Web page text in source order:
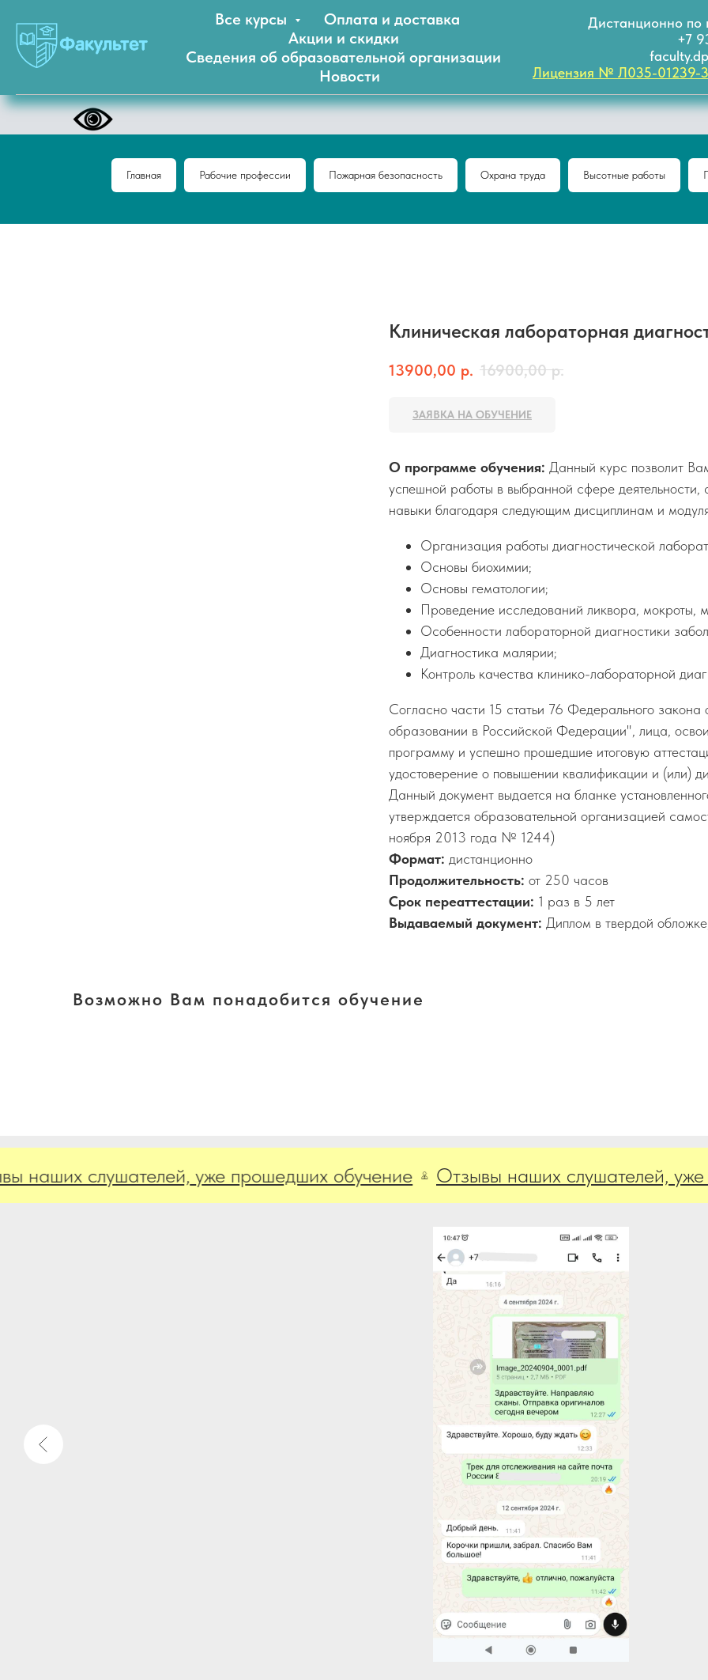
Все курсы
Оплата и доставка
Акции и скидки
Сведения об образовательной организации
Новости
Дистанционно по
+7
Лицензия № Л035-01239-
Главная Рабочие профессии Пожарная безопасность Охрана труда Высотные работы
Клиническая лабораторная
13900,00 р. 16900,00 р.
ЗАЯВКА НА ОБУЧЕНИЕ
О программе обучения: Данный курс позволит
успешной работы в выбранной сфере деятельности,
навыки благодаря следующим дисциплинам и
Организация работы диагностической
Основы биохимии;
Основы гематологии;
Проведение исследований ликвора, мокроты,
Особенности лабораторной диагностики
Диагностика малярии;
Контроль качества клинико-лабораторной
Согласно части 15 статьи 76 Федерального
образовании в Российской Федерации", лица,
программу и успешно прошедшие итоговую
удостоверение о повышении квалификации и (или)
Данный документ выдается на бланке
утверждается образовательной организацией
ноября 2013 года № 1244)
Формат: дистанционно
Продолжительность: от 250 часов
Срок переаттестации: 1 раз в 5 лет
Выдаваемый документ: Диплом в твердой
Возможно Вам понадобится обучение
слушателей, уже прошедших обучение Отзывы наших слушателей, уже